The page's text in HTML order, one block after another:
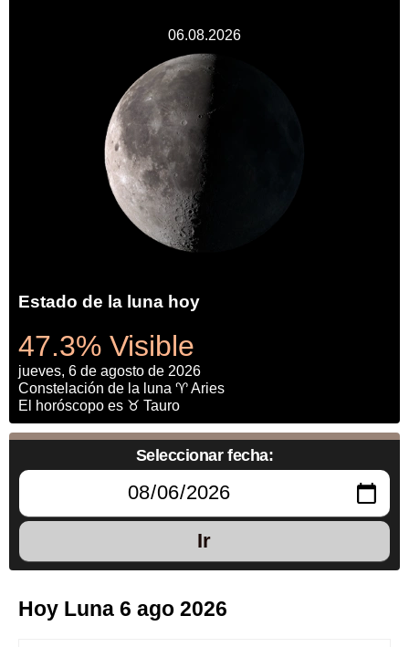
06.08.2026
Estado de la luna hoy
47.3% Visible
jueves, 6 de agosto de 2026
Constelación de la luna ♈ Aries
El horóscopo es ♉ Tauro
Seleccionar fecha:
Ir
Hoy Luna 6 ago 2026